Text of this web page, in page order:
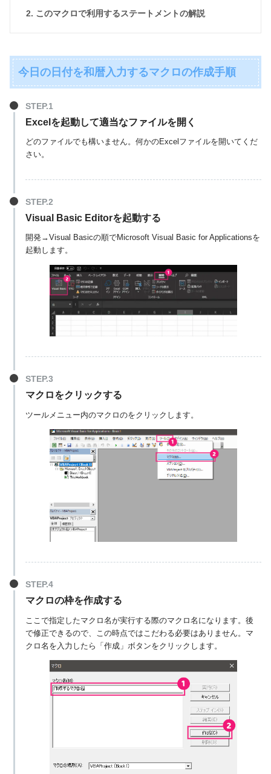
このマクロで利用するステートメントの解説
今日の日付を和暦入力するマクロの作成手順
Excelを起動して適当なファイルを開く
どのファイルでも構いません。何かのExcelファイルを開いてくだ
さい。
Visual Basic Editorを起動する
開発→Visual Basicの順でMicrosoft Visual Basic for Applicationsを
起動します。
マクロをクリックする
ツールメニュー内のマクロのをクリックします。
マクロの枠を作成する
ここで指定したマクロ名が実行する際のマクロ名になります。後
で修正できるので、この時点ではこだわる必要はありません。マ
クロ名を入力したら「作成」ボタンをクリックします。